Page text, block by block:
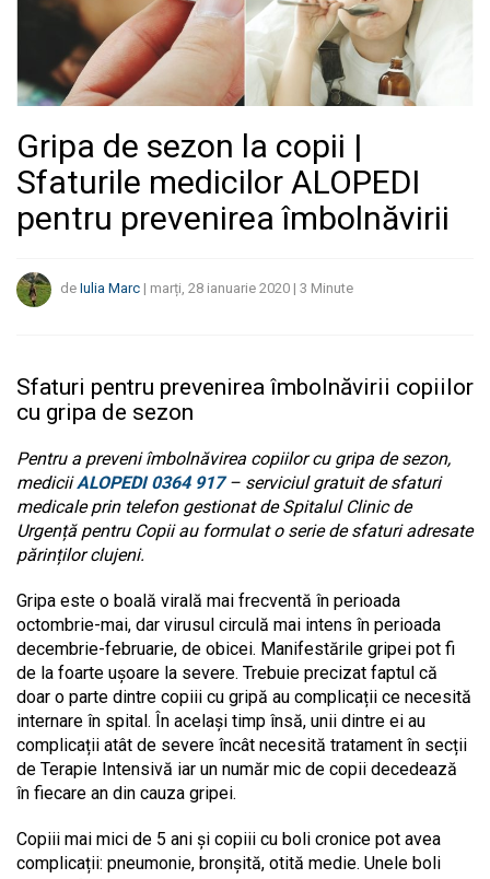
Gripa de sezon la copii |
Sfaturile medicilor ALOPEDI
pentru prevenirea îmbolnăvirii
de Iulia Marc | marți, 28 ianuarie 2020 | 3 Minute
Sfaturi pentru prevenirea îmbolnăvirii copiilor
cu gripa de sezon
Pentru a preveni îmbolnăvirea copiilor cu gripa de sezon,
mediciiALOPEDI 0364 917– serviciul gratuit de sfaturi
medicale prin telefon gestionat de Spitalul Clinic de
Urgență pentru Copii au formulat o serie de sfaturi adresate
părinților clujeni.
Gripa este o boală virală mai frecventă în perioada
octombrie-mai, dar virusul circulă mai intens în perioada
decembrie-februarie, de obicei. Manifestările gripei pot fi
de la foarte ușoare la severe. Trebuie precizat faptul că
doar o parte dintre copiii cu gripă au complicații ce necesită
internare în spital. În același timp însă, unii dintre ei au
complicații atât de severe încât necesită tratament în secții
de Terapie Intensivă iar un număr mic de copii decedează
în fiecare an din cauza gripei.
Copiii mai mici de 5 ani și copiii cu boli cronice pot avea
complicații: pneumonie, bronșită, otită medie. Unele boli